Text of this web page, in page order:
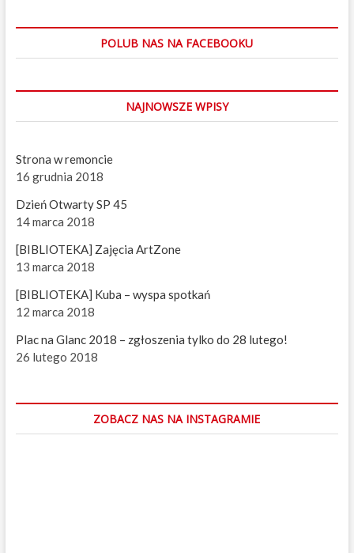
c
!
o
A
w
S
o
p
e
n
c
a
c
POLUB NAS NA FACEBOOKU
NAJNOWSZE WPISY
Strona w remoncie
16 grudnia 2018
Dzień Otwarty SP 45
14 marca 2018
[BIBLIOTEKA] Zajęcia ArtZone
13 marca 2018
[BIBLIOTEKA] Kuba – wyspa spotkań
12 marca 2018
Plac na Glanc 2018 – zgłoszenia tylko do 28 lutego!
26 lutego 2018
ZOBACZ NAS NA INSTAGRAMIE